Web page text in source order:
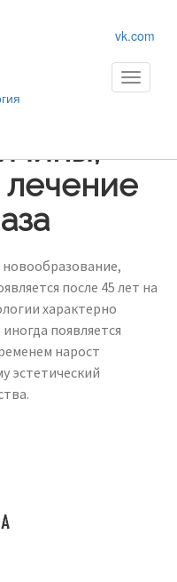
vk.com
Toggle
лечение
после 45 лет на
характерно
появляется
нарост
эстетический